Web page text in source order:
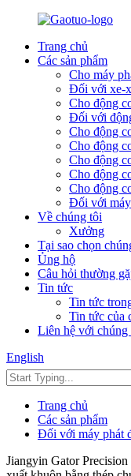
Trang chủ
Các sản phẩm
Cho máy
Đối với xe-
Cho động
Đối với
Cho động
Cho động
Cho động
Cho động
Cho động
Đối với
Về chúng tôi
Xưởng
Tại sao chọn
Ủng hộ
Câu hỏi thường
Tin tức
Tin tức
Tin tức của
Liên hệ với chúng
English
Trang chủ
Các sản phẩm
Đối với máy phát
Jiangyin Gator